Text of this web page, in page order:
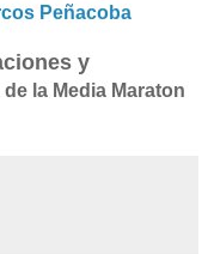
Peñacoba
y
la Media Maraton